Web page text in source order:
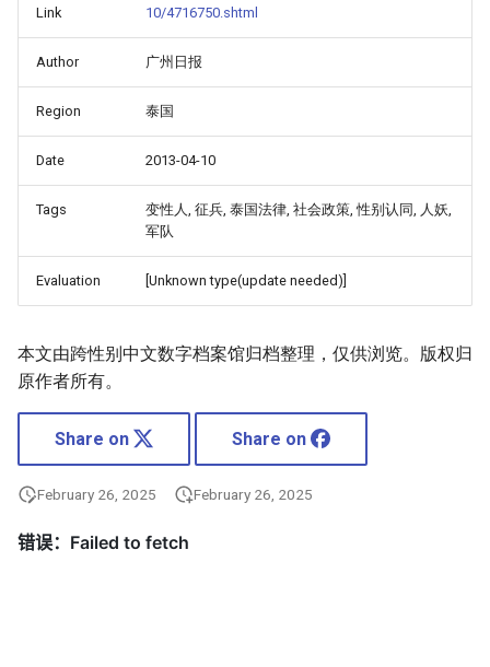
Link
10/4716750.shtml
Author 广州日报
Region 泰国
Date 2013-04-10
Tags
变性人, 征兵, 泰国法律, 社会政策, 性别认同, 人妖,
军队
Evaluation [Unknown type(update needed)]
本文由跨性别中文数字档案馆归档整理，仅供浏览。版权归
原作者所有。
Share on Share on
February 26, 2025 February 26, 2025